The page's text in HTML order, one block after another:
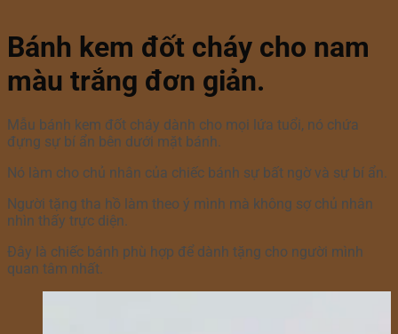
Bánh kem đốt cháy cho nam
màu trắng đơn giản.
Mẫu bánh kem đốt cháy dành cho mọi lứa tuổi, nó chứa
đựng sự bí ẩn bên dưới mặt bánh.
Nó làm cho chủ nhân của chiếc bánh sự bất ngờ và sự bí ẩn.
Người tặng tha hồ làm theo ý mình mà không sợ chủ nhân
nhìn thấy trực diện.
Đây là chiếc bánh phù hợp để dành tặng cho người mình
quan tâm nhất.